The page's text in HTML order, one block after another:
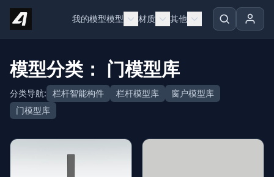
Skip to content
我的模型模型 材质 其他
模型分类： 门模型库
分类导航: 栏杆智能构件 栏杆模型库
窗户模型库
门模型库